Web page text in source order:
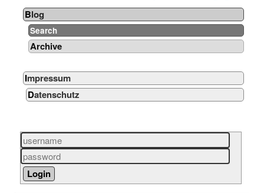
Blog
Search
Archive
Impressum
Datenschutz